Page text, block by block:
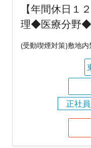
【年間休日１
理◆医療分野◆
(受動喫煙対策)敷地
正社員